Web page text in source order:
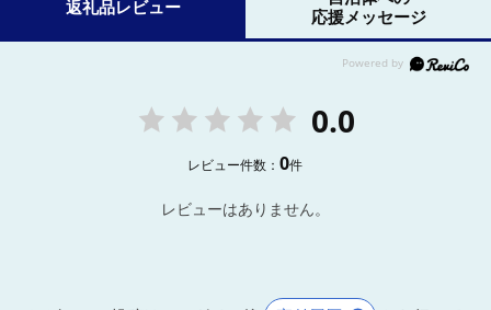
返礼品レビュー
応援メッセージ
0.0
レビュー件数：0件
レビューはありません。